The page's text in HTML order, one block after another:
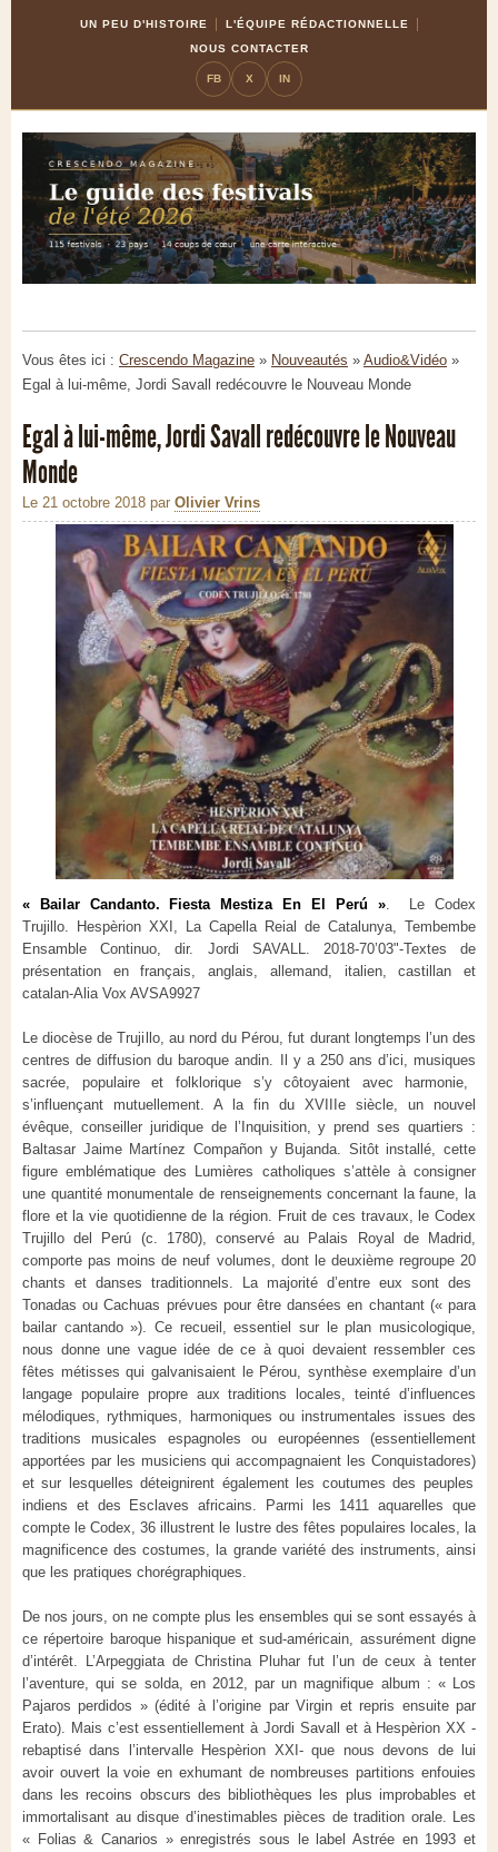
UN PEU D'HISTOIRE
L'ÉQUIPE RÉDACTIONNELLE
NOUS CONTACTER
FB X IN
Vous êtes ici : Crescendo Magazine » Nouveautés » Audio&Vidéo »
Egal à lui-même, Jordi Savall redécouvre le Nouveau Monde
Egal à lui-même, Jordi Savall redécouvre le Nouveau
Monde
Le 21 octobre 2018 par Olivier Vrins
« Bailar Candanto. Fiesta MestizaEn El Perú ». LeCodex
Trujillo.
Hespèrion XXI, La Capella Reial de Catalunya, Tembembe
Ensamble Continuo,dir. Jordi SAVALL. 2018-70’03"-Textes de
présentation enfrançais,anglais, allemand, italien, castillan et
catalan-AliaVox AVSA9927
Le diocèse de Trujillo, au nord du Pérou, fut durant longtemps l’un des
centres de diffusion du baroque andin. Il y a 250 ans d’ici, musiques
sacrée, populaire et folkloriques’y côtoyaient avec harmonie,
s’influençant mutuellement. A la fin du XVIIIe siècle, un nouvel
évêque, conseiller juridique de l’Inquisition, y prend ses quartiers :
Baltasar Jaime Martínez Compañony Bujanda. Sitôt installé, cette
figure emblématique des Lumières catholiques s’attèle à consigner
une quantité monumentale de renseignements concernant la faune, la
flore et la vie quotidienne de la région. Fruit de ces travaux, le Codex
Trujillodel Perú (c. 1780), conservé au Palais Royal de Madrid,
comporte pas moins de neuf volumes, dont le deuxième regroupe20
chants et danses traditionnels.
La majorité d’entre eux sont des
Tonadas ouCachuas prévues pour être dansées en chantant (« para
bailar cantando»).Ce recueil, essentiel sur le plan musicologique,
nous donne une vague idée de ce à quoi devaient ressembler ces
fêtes métisses qui galvanisaient le Pérou, synthèse exemplaire d’un
langage populaire propre aux traditions locales, teinté d’influences
mélodiques, rythmiques, harmoniques ou instrumentales issues des
traditions musicales espagnoles ou européennes (essentiellement
apportées par les musiciens qui accompagnaient les Conquistadores)
et sur lesquelles déteignirent égalementles coutumes des peuples
indiens et des Esclaves africains. Parmi
les 1411 aquarelles que
compte leCodex, 36 illustrent le lustre des fêtes populaires locales, la
magnificence des costumes, la grande variété des instruments, ainsi
que les pratiques chorégraphiques.
De nos jours, on ne compte plus les ensembles qui se sont essayés à
ce répertoire baroque hispanique etsud-américain, assurément digne
d’intérêt. L’Arpeggiatade Christina Pluhar fut l’un de ceux à tenter
l’aventure, qui se solda, en 2012, par un magnifique album : «Los
Pajaros perdidos »(édité à l’origine par Virgin et repris ensuite par
Erato). Mais c’est essentiellement àJordi Savall et à Hespèrion XX -
rebaptisé dans l’intervalle Hespèrion XXI -que nous devons de lui
avoir ouvert la voie en exhumant de nombreuses partitions enfouies
dans les recoins obscurs des bibliothèques
les plus improbables et
immortalisant au disque d’inestimables pièces de tradition orale. Les
« Folias &Canarios »enregistrés sous le label Astrée en 1993 et